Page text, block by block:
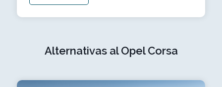
Alternativas al Opel Corsa